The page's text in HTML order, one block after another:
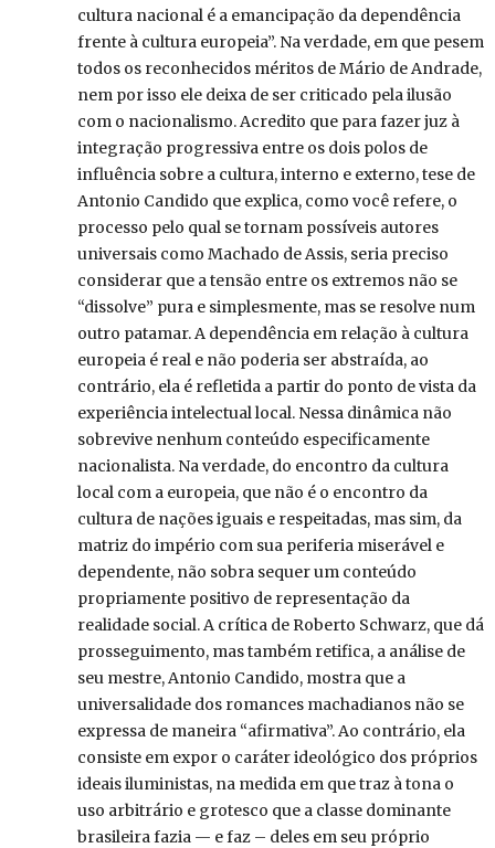
cultura nacional é a emancipação da dependência
frente à cultura europeia”. Na verdade, em que pesem
todos os reconhecidos méritos de Mário de Andrade,
nem por isso ele deixa de ser criticado pela ilusão
com o nacionalismo. Acredito que para fazer juz à
integração progressiva entre os dois polos de
influência sobre a cultura, interno e externo, tese de
Antonio Candido que explica, como você refere, o
processo pelo qual se tornam possíveis autores
universais como Machado de Assis, seria preciso
considerar que a tensão entre os extremos não se
“dissolve” pura e simplesmente, mas se resolve num
outro patamar. A dependência em relação à cultura
europeia é real e não poderia ser abstraída, ao
contrário, ela é refletida a partir do ponto de vista da
experiência intelectual local. Nessa dinâmica não
sobrevive nenhum conteúdo especificamente
nacionalista. Na verdade, do encontro da cultura
local com a europeia, que não é o encontro da
cultura de nações iguais e respeitadas, mas sim, da
matriz do império com sua periferia miserável e
dependente, não sobra sequer um conteúdo
propriamente positivo de representação da
realidade social. A crítica de Roberto Schwarz, que dá
prosseguimento, mas também retifica, a análise de
seu mestre, Antonio Candido, mostra que a
universalidade dos romances machadianos não se
expressa de maneira “afirmativa”. Ao contrário, ela
consiste em expor o caráter ideológico dos próprios
ideais iluministas, na medida em que traz à tona o
uso arbitrário e grotesco que a classe dominante
brasileira fazia — e faz – deles em seu próprio